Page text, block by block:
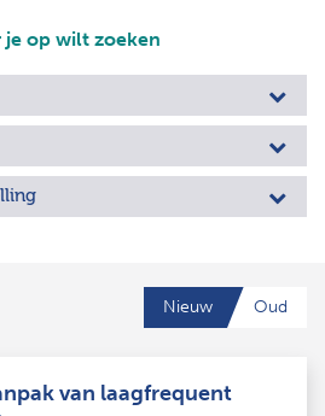
je op wilt zoeken
Nieuw Oud
van laagfrequent